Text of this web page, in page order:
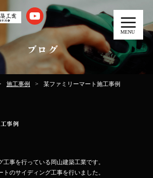
MENU
ブログ
施工事例 某ファミリーマート施工事例
事例
事を行っている岡山建築工業です。
のサイディング工事を行いました。